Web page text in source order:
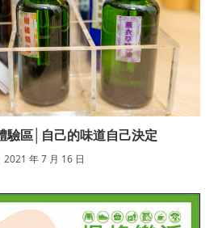
驗區│自己的味道自己決定
2021 年 7 月 16 日